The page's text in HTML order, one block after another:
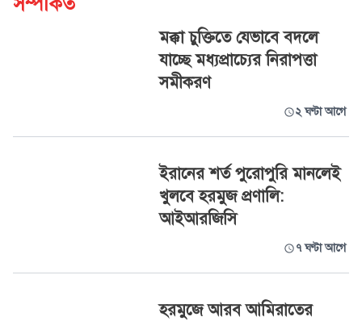
মক্কা চুক্তিতে যেভাবে বদলে
যাচ্ছে মধ্যপ্রাচ্যের নিরাপত্তা
সমীকরণ
২ ঘণ্টা আগে
ইরানের শর্ত পুরোপুরি মানলেই
খুলবে হরমুজ প্রণালি:
আইআরজিসি
৭ ঘণ্টা আগে
হরমুজে আরব আমিরাতের